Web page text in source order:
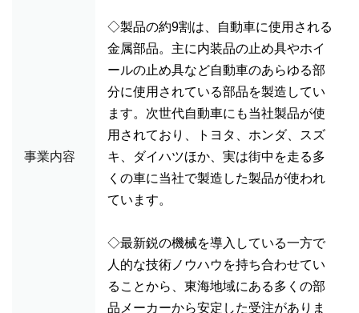
事業内容
◇製品の約9割は、自動車に使用される
金属部品。主に内装品の止め具やホイ
ールの止め具など自動車のあらゆる部
分に使用されている部品を製造してい
ます。次世代自動車にも当社製品が使
用されており、トヨタ、ホンダ、スズ
キ、ダイハツほか、実は街中を走る多
くの車に当社で製造した製品が使われ
ています。
◇最新鋭の機械を導入している一方で
人的な技術ノウハウを持ち合わせてい
ることから、東海地域にある多くの部
品メーカーから安定した受注がありま